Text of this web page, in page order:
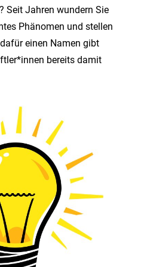
Seit Jahren wundern Sie
Phänomen und stellen
einen Namen gibt
bereits damit